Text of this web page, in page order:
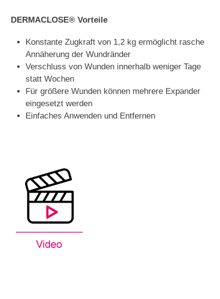
DERMACLOSE® Vorteile
Konstante Zugkraft von 1,2 kg ermöglicht rasche
Annäherung der Wundränder
Verschluss von Wunden innerhalb weniger Tage
statt Wochen
Für größere Wunden können mehrere Expander
eingesetzt werden
Einfaches Anwenden und Entfernen